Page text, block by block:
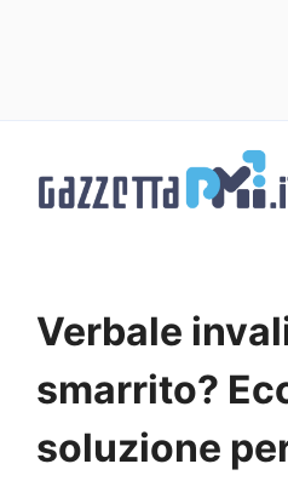
Verbale
smarrito?
soluzione